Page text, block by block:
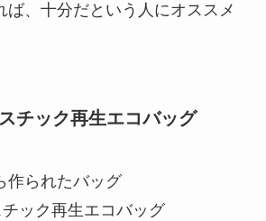
ば、十分だという人にオススメ
チック再生エコバッグ
作られたバッグ
ック再生エコバッグ